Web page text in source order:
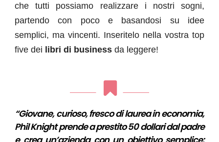
che tutti possiamo realizzare i nostri sogni,
partendo con poco e basandosi su idee
semplici, ma vincenti. Inseritelo nella vostra top
five dei libri di business da leggere!
“Giovane, curioso, fresco di laurea in economia,
Phil Knight prende a prestito 50 dollari dal padre